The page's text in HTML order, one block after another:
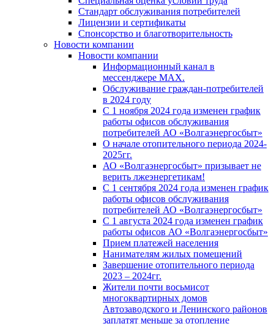
Стандарт обслуживания потребителей
Лицензии и сертификаты
Спонсорство и благотворительность
Новости компании
Новости компании
Информационный канал в
мессенджере MAX.
Обслуживание граждан-потребителей
в 2024 году
С 1 ноября 2024 года изменен график
работы офисов обслуживания
потребителей АО «Волгаэнергосбыт»
О начале отопительного периода 2024-
2025гг.
АО «Волгаэнергосбыт» призывает не
верить лжеэнергетикам!
С 1 сентября 2024 года изменен график
работы офисов обслуживания
потребителей АО «Волгаэнергосбыт»
С 1 августа 2024 года изменен график
работы офисов АО «Волгаэнергосбыт»
Прием платежей населения
Нанимателям жилых помещений
Завершение отопительного периода
2023 – 2024гг.
Жители почти восьмисот
многоквартирных домов
Автозаводского и Ленинского районов
заплатят меньше за отопление